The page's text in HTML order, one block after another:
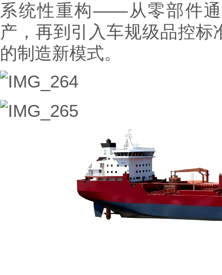
系统性重构——从零部件
产，再到引入车规级品控
的制造新模式。